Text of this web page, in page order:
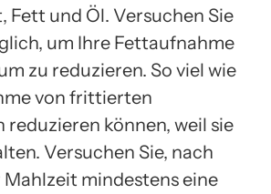
Fett und Öl. Versuchen Sie
um Ihre Fettaufnahme
zu reduzieren. So viel wie
von frittierten
reduzieren können, weil sie
Versuchen Sie, nach
mindestens eine